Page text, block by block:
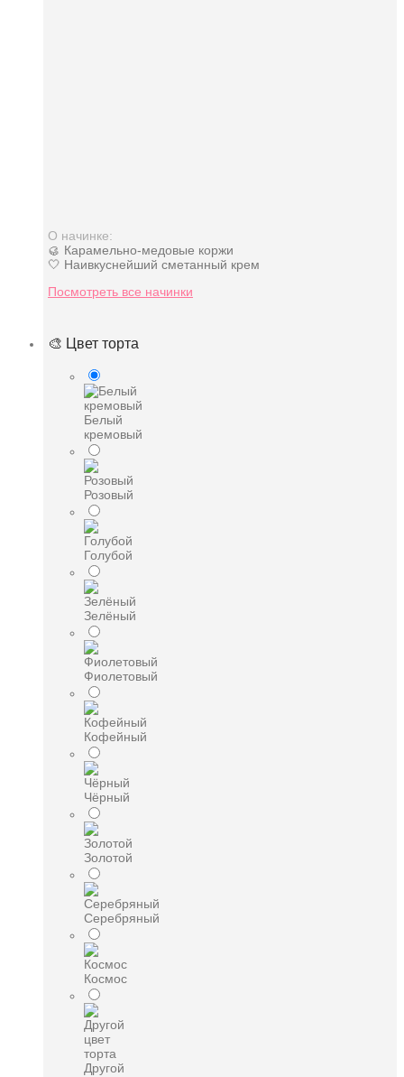
О начинке:
🥮 Карамельно-медовые коржи
🤍 Наивкуснейший сметанный крем
Посмотреть все начинки
🎨 Цвет торта
Белый
кремовый
Розовый
Голубой
Зелёный
Фиолетовый
Кофейный
Чёрный
Золотой
Серебряный
Космос
Другой